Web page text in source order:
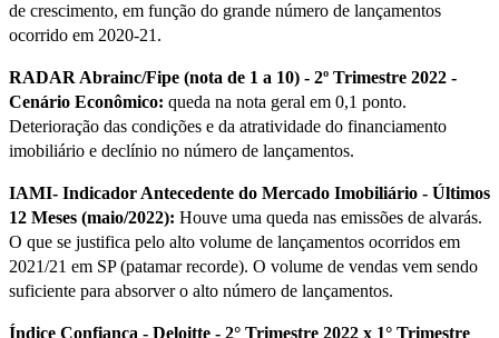
de crescimento, em função do grande número de lançamentos
ocorrido em 2020-21.
RADAR Abrainc/Fipe (nota de 1 a 10) - 2º Trimestre 2022 -
Cenário Econômico: queda na nota geral em 0,1 ponto.
Deterioração das condições e da atratividade do financiamento
imobiliário e declínio no número de lançamentos.
IAMI- Indicador Antecedente do Mercado Imobiliário - Últimos
12 Meses (maio/2022): Houve uma queda nas emissões de alvarás.
O que se justifica pelo alto volume de lançamentos ocorridos em
2021/21 em SP (patamar recorde). O volume de vendas vem sendo
suficiente para absorver o alto número de lançamentos.
Índice Confiança - Deloitte - 2° Trimestre 2022 x 1° Trimestre